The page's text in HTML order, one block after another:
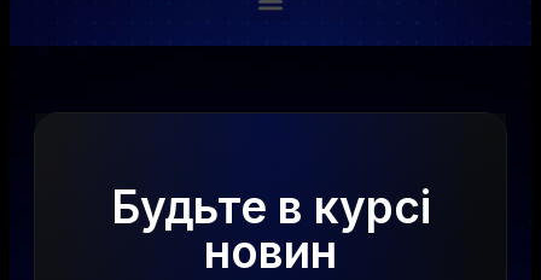
Будьте в курсі
новин